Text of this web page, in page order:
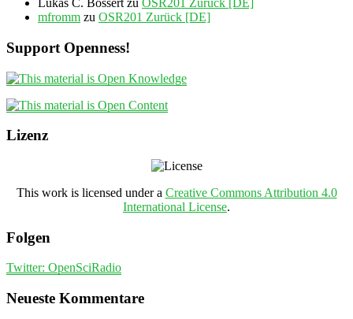
Lukas C. Bossert zu OSR201 Zurück [DE]
mfromm zu OSR201 Zurück [DE]
Support Openness!
Lizenz
This work is licensed under a Creative Commons Attribution 4.0
International License.
Folgen
Twitter: OpenSciRadio
Neueste Kommentare